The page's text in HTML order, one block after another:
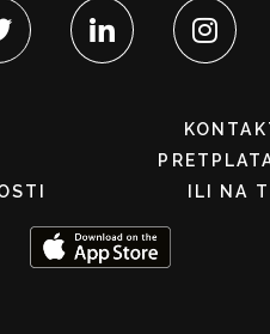
ILI NA